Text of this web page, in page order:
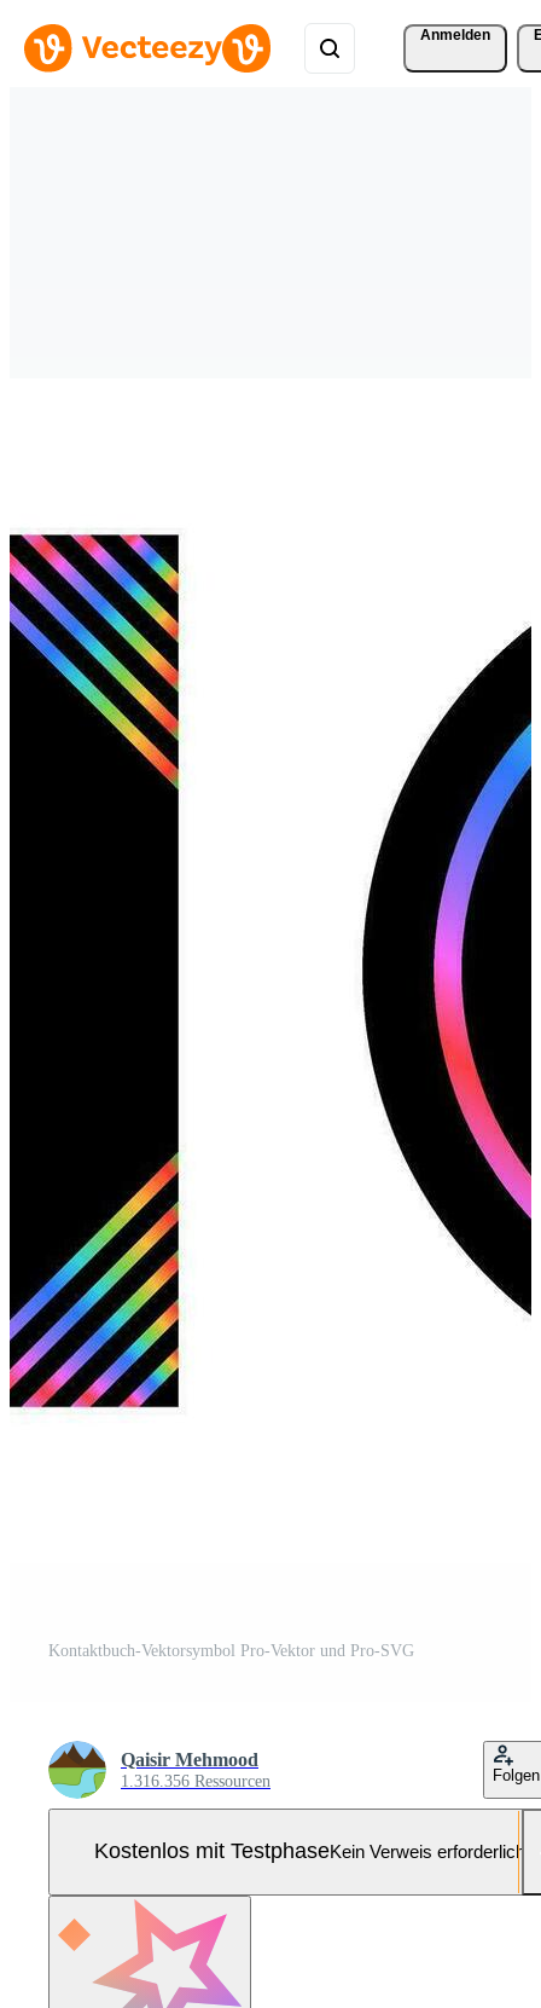
Anmelden
Kontaktbuch-Vektorsymbol Pro-Vektor und Pro-SVG
Qaisir Mehmood
1.316.356 Ressourcen Folgen
Kostenlos mit TestphaseKein Verweis erforderlich